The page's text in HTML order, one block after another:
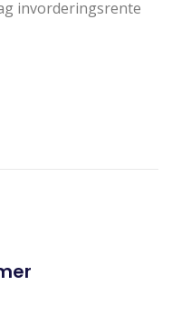
invorderingsrente